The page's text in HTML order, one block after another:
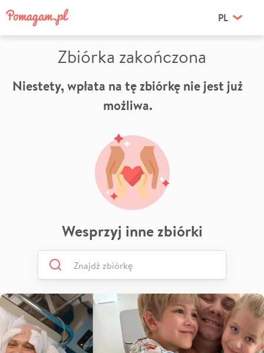
PL
Zbiórka zakończona
Niestety, wpłata na tę zbiórkę nie jest już
możliwa.
Wesprzyj inne zbiórki